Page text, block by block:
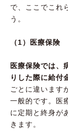
で、ここでこれ
う。
（1）医療保険
医療保険では、
りした際に給付
ごとに違います
一般的です。医
に定期と終身が
きます。